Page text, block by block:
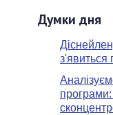
Думки дня
з'явиться